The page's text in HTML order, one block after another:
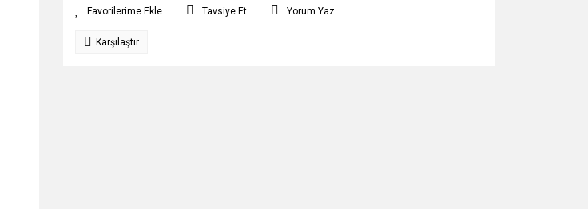
Tavsiye Et Yorum Yaz
Karşılaştır